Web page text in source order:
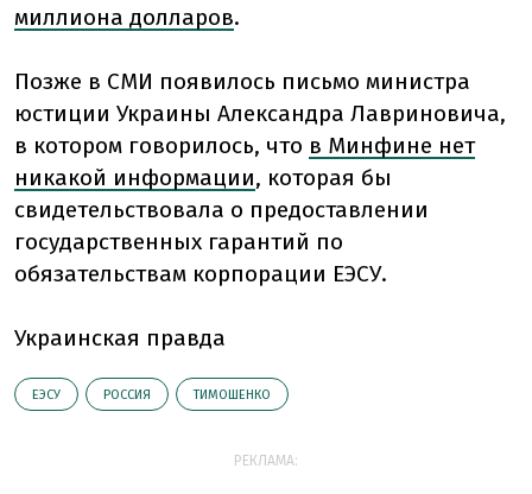
миллиона долларов.
Позже в СМИ появилось письмо министра
юстиции Украины Александра Лавриновича,
в котором говорилось, что в Минфине нет
никакой информации, которая бы
свидетельствовала о предоставлении
государственных гарантий по
обязательствам корпорации ЕЭСУ.
Украинская правда
ЕЭСУ РОССИЯ ТИМОШЕНКО
РЕКЛАМА: